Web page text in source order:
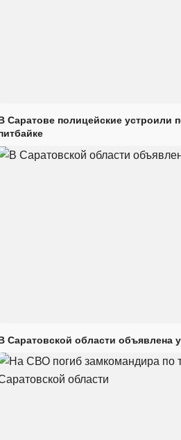
Саратове полицейские устроили
Саратовской области объявлена